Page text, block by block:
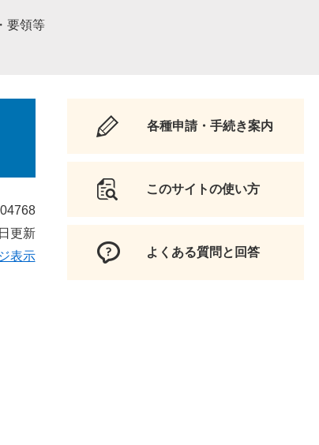
要領等
更新
表示
各種申請・手続き案内
このサイトの使い方
よくある質問と回答